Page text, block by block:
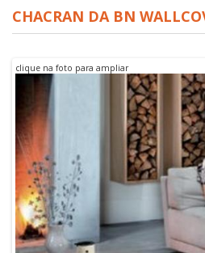
CHACRAN DA BN
clique na foto para ampliar